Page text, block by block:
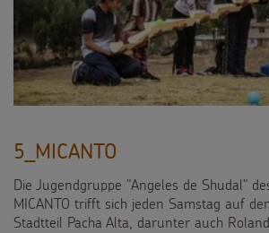
5_MICANTO
Die Jugendgruppe "Angeles de Shudal"
MICANTO trifft sich jeden Samstag auf
Stadtteil Pacha Alta, darunter auch